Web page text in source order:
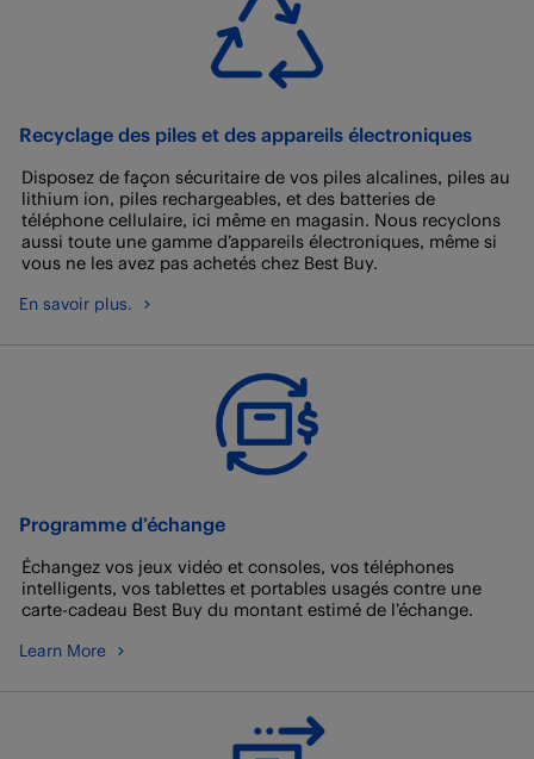
Recyclage des piles et des appareils électroniques
Disposez de façon sécuritaire de vos piles alcalines, piles au
lithium ion, piles rechargeables, et des batteries de
téléphone cellulaire, ici même en magasin. Nous recyclons
aussi toute une gamme d’appareils électroniques, même si
vous ne les avez pas achetés chez Best Buy.
En savoir plus.
Programme d’échange
Échangez vos jeux vidéo et consoles, vos téléphones
intelligents, vos tablettes et portables usagés contre une
carte-cadeau Best Buy du montant estimé de l’échange.
Learn More